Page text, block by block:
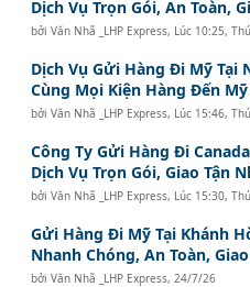
Dịch Vụ Trọn Gói, An Toàn,
bởiVăn Nhã _LHP Express, Lúc 10:25,
Dịch Vụ Gửi Hàng Đi Mỹ Tại
Cùng Mọi Kiện Hàng Đến
bởiVăn Nhã _LHP Express, Lúc 15:46,
Công Ty Gửi Hàng Đi
Dịch Vụ Trọn Gói, Giao Tận
bởiVăn Nhã _LHP Express, Lúc 15:30,
Gửi Hàng Đi Mỹ Tại Khánh
Nhanh Chóng, An Toàn,
bởiVăn Nhã _LHP Express, 24/7/26